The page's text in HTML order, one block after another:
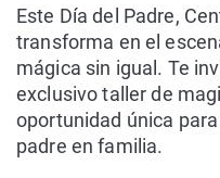
Este Día del Padre,
transforma en el
mágica sin igual. Te
exclusivo taller de
oportunidad única
padre en familia.